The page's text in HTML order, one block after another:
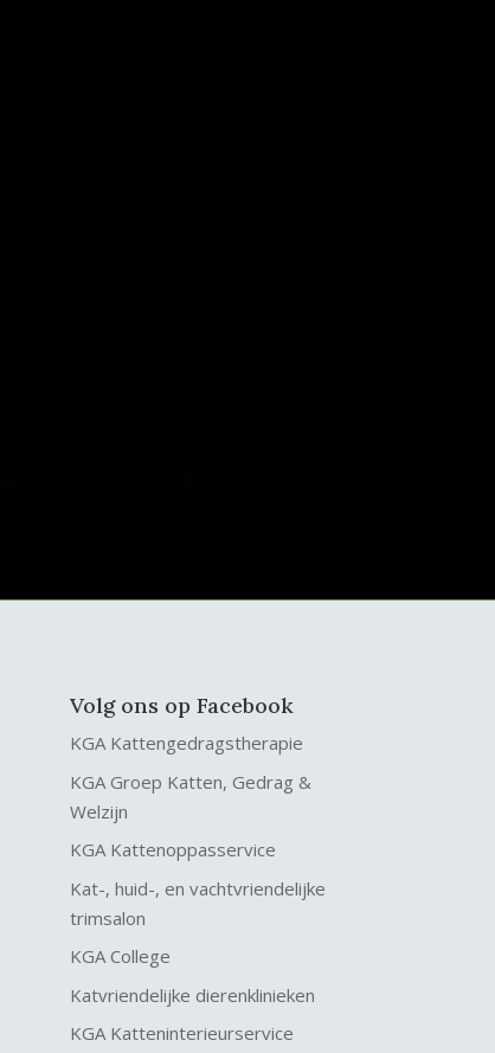
Volg ons op Facebook
KGA Kattengedragstherapie
KGA Groep Katten, Gedrag &
Welzijn
KGA Kattenoppasservice
Kat-, huid-, en vachtvriendelijke
trimsalon
KGA College
Katvriendelijke dierenklinieken
KGA Katteninterieurservice